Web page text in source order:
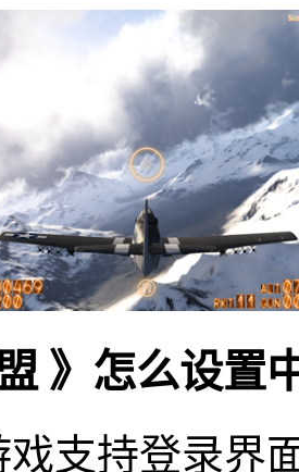
》怎么设置
戏支持登录界